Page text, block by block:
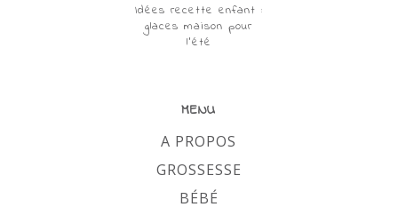
Idées recette enfant :
glaces maison pour
l’été
MENU
A PROPOS
GROSSESSE
BÉBÉ